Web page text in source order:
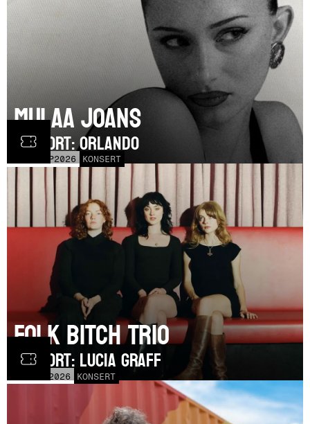
SEP2026 KONSERT
Mulaa Joans
SUPPORT: Orlando
2026 KONSERT
Folk Bitch Trio
SUPPORT: Lucia Graff